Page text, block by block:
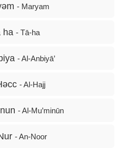
- Maryam
ha - Tā-ha
- Al-Anbiyā’
- Al-Hajj
- Al-Mu’minūn
- An-Noor